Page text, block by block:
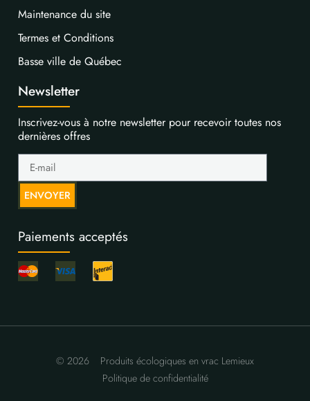
Maintenance du site
Termes et Conditions
Basse ville de Québec
Newsletter
Inscrivez-vous à notre newsletter pour recevoir toutes nos
dernières offres
ENVOYER
Paiements acceptés
© 2026
Produits écologiques en vrac Lemieux
Politique de confidentialité